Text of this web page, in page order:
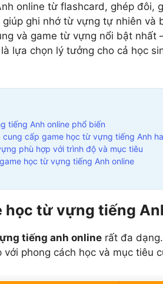
môn
Computer Science
Further Math 9231
+ 5 môn khác
online từ flashcard, ghép đôi,
ghi nhớ từ vựng tự nhiên và
và game từ vựng nổi bật
lựa chọn lý tưởng cho cả học
tiếng Anh online phổ biến
cấp game học từ vựng tiếng Anh
phù hợp với trình độ và mục tiêu
học từ vựng tiếng Anh online
học từ vựng tiếng
tiếng anh online rất đa
phong cách học và mục tiêu